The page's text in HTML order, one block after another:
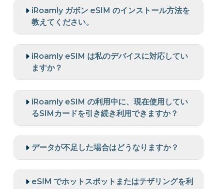
iRoamly ガボン eSIM のインストール方法を
教えてください。
iRoamly eSIM は私のデバイスに対応してい
ますか？
iRoamly eSIM の利用中に、現在使用してい
るSIMカードを引き続き利用できますか？
データが不足した場合はどうなりますか？
eSIM でホットスポットまたはテザリングを利